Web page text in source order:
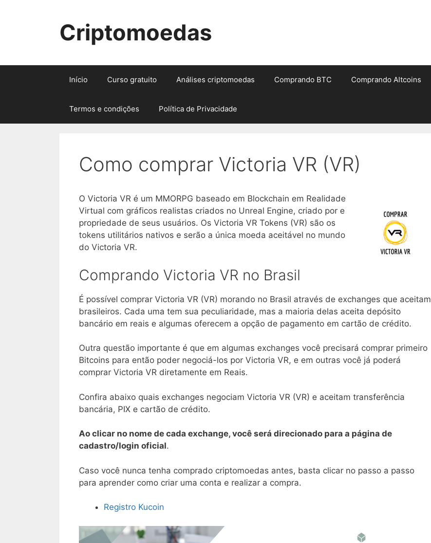
Criptomoedas
Início Curso gratuito Análises criptomoedas Comprando BTC Comprando Altcoins
Termos e condições Política de Privacidade
Como comprar Victoria VR (VR)
O Victoria VR é um MMORPG baseado em Blockchain em Realidade
Virtual com gráficos realistas criados no Unreal Engine, criado por e
propriedade de seus usuários. Os Victoria VR Tokens (VR) são os
tokens utilitários nativos e serão a única moeda aceitável no mundo
do Victoria VR.
Comprando Victoria VR no Brasil
É possível comprar Victoria VR (VR) morando no Brasil através de exchanges que aceitam
brasileiros. Cada uma tem sua peculiaridade, mas a maioria delas aceita depósito
bancário em reais e algumas oferecem a opção de pagamento em cartão de crédito.
Outra questão importante é que em algumas exchanges você precisará comprar primeiro
Bitcoins para então poder negociá-los por Victoria VR, e em outras você já poderá
comprar Victoria VR diretamente em Reais.
Confira abaixo quais exchanges negociam Victoria VR (VR) e aceitam transferência
bancária, PIX e cartão de crédito.
Ao clicar no nome de cada exchange, você será direcionado para a página de
cadastro/login oficial.
Caso você nunca tenha comprado criptomoedas antes, basta clicar no passo a passo
para aprender como criar uma conta e realizar a compra.
Registro Kucoin